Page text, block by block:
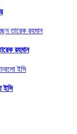
রহমান
ইসি